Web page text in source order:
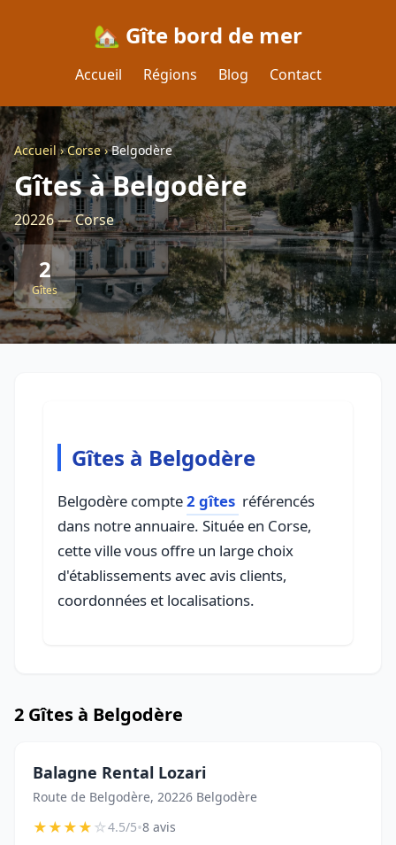
🏡 Gîte bord de mer
Accueil Régions Blog Contact
Accueil›Corse›Belgodère
Gîtes à Belgodère
20226 — Corse
2
Gîtes
Gîtes à Belgodère
Belgodère compte2 gîtes référencés
dans notre annuaire. Située en Corse,
cette ville vous offre un large choix
d'établissements avec avis clients,
coordonnées et localisations.
2 Gîtes à Belgodère
Balagne Rental Lozari
Route de Belgodère, 20226 Belgodère
★★★★☆4.5/5•8 avis